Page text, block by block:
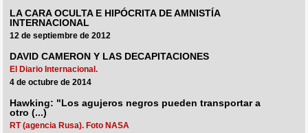
LA CARA OCULTA E HIPÓCRITA DE AMNISTÍA
INTERNACIONAL
12 de septiembre de 2012
DAVID CAMERON Y LAS DECAPITACIONES
El Diario Internacional.
4 de octubre de 2014
Hawking: "Los agujeros negros pueden transportar a
otro (...)
RT (agencia Rusa). Foto NASA